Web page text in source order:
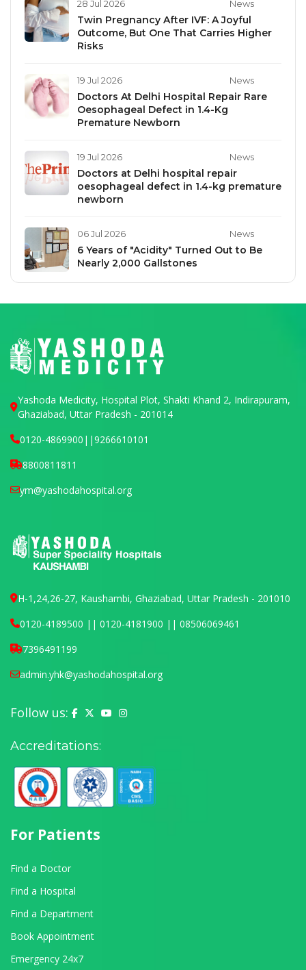
28 Jul 2026 News
Twin Pregnancy After IVF: A Joyful
Outcome, But One That Carries Higher
Risks
19 Jul 2026 News
Doctors At Delhi Hospital Repair Rare
Oesophageal Defect in 1.4-Kg
Premature Newborn
19 Jul 2026 News
Doctors at Delhi hospital repair
oesophageal defect in 1.4-kg premature
newborn
06 Jul 2026 News
6 Years of "Acidity" Turned Out to Be
Nearly 2,000 Gallstones
Yashoda Medicity, Hospital Plot, Shakti Khand 2, Indirapuram,
Ghaziabad, Uttar Pradesh - 201014
0120-4869900 ||9266610101
8800811811
ym@yashodahospital.org
H-1,24,26-27, Kaushambi, Ghaziabad, Uttar Pradesh - 201010
0120-4189500 || 0120-4181900 || 08506069461
7396491199
admin.yhk@yashodahospital.org
Follow us: Yashoda Hospital on Facebook
Yashoda Hospital on X (Twitter)
Yashoda Hospital on YouTube
Yashoda Hospital on Instagram
Accreditations:
For Patients
Find a Doctor
Find a Hospital
Find a Department
Book Appointment
Emergency 24x7